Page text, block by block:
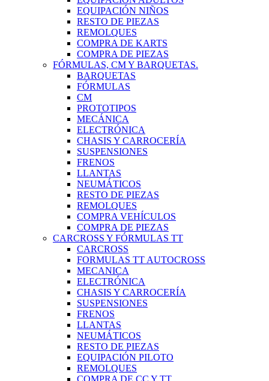
EQUIPACIÓN NIÑOS
RESTO DE PIEZAS
REMOLQUES
COMPRA DE KARTS
COMPRA DE PIEZAS
FÓRMULAS, CM Y BARQUETAS.
BARQUETAS
FÓRMULAS
CM
PROTOTIPOS
MECÁNICA
ELECTRÓNICA
CHASIS Y CARROCERÍA
SUSPENSIONES
FRENOS
LLANTAS
NEUMÁTICOS
RESTO DE PIEZAS
REMOLQUES
COMPRA VEHÍCULOS
COMPRA DE PIEZAS
CARCROSS Y FÓRMULAS TT
CARCROSS
FORMULAS TT AUTOCROSS
MECANICA
ELECTRÓNICA
CHASIS Y CARROCERÍA
SUSPENSIONES
FRENOS
LLANTAS
NEUMÁTICOS
RESTO DE PIEZAS
EQUIPACIÓN PILOTO
REMOLQUES
COMPRA DE CC Y TT